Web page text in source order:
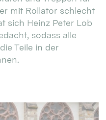
mit Rollator schlecht
sich Heinz Peter Lob
sodass alle
Teile in der